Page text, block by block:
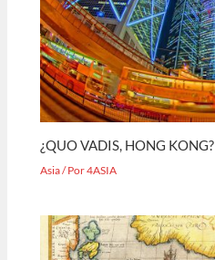
¿QUO VADIS, HONG KONG?
Asia/ Por4ASIA